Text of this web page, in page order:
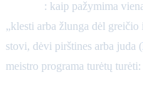
: kaip pažymima
„klesti arba žlunga dėl
stovi, dėvi pirštines arba juda (
meistro programa turėtų turėti: